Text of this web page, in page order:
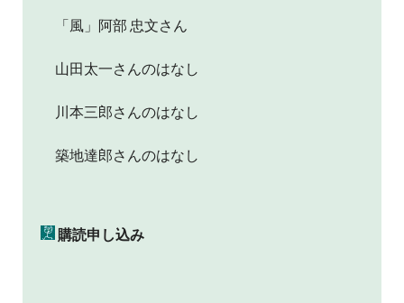
「風」阿部 忠文さん
山田太一さんのはなし
川本三郎さんのはなし
築地達郎さんのはなし
購読申し込み